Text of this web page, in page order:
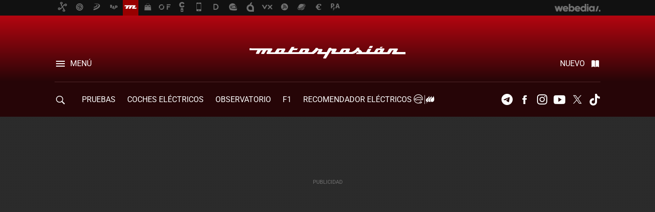
MENÚ NUEVO
PRUEBAS COCHES ELÉCTRICOS OBSERVATORIO F1
RECOMENDADOR ELÉCTRICOS
TelegramFacebookInstagramYoutubeTwitter